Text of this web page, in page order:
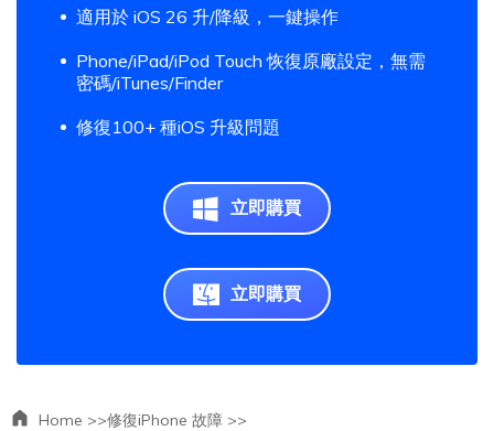
適用於 iOS 26 升/降級，一鍵操作
Phone/iPad/iPod Touch 恢復原廠設定，無需
密碼/iTunes/Finder
修復100+ 種iOS 升級問題
立即購買
立即購買
Home >>修復iPhone 故障 >>